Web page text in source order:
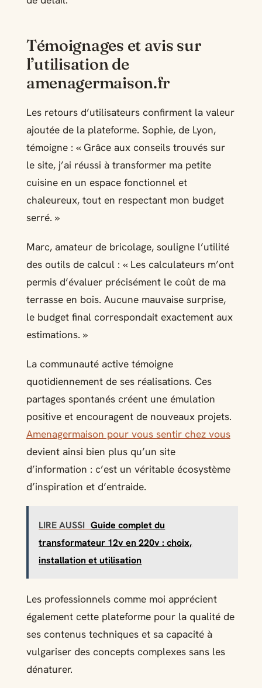
Témoignages et avis sur
l’utilisation de
amenagermaison.fr
Les retours d’utilisateurs confirment la valeur
ajoutée de la plateforme. Sophie, de Lyon,
témoigne : « Grâce aux conseils trouvés sur
le site, j’ai réussi à transformer ma petite
cuisine en un espace fonctionnel et
chaleureux, tout en respectant mon budget
serré. »
Marc, amateur de bricolage, souligne l’utilité
des outils de calcul : « Les calculateurs m’ont
permis d’évaluer précisément le coût de ma
terrasse en bois. Aucune mauvaise surprise,
le budget final correspondait exactement aux
estimations. »
La communauté active témoigne
quotidiennement de ses réalisations. Ces
partages spontanés créent une émulation
positive et encouragent de nouveaux projets.
Amenagermaison pour vous sentir chez vous
devient ainsi bien plus qu’un site
d’information : c’est un véritable écosystème
d’inspiration et d’entraide.
LIRE AUSSI Guide complet du
transformateur 12v en 220v : choix,
installation et utilisation
Les professionnels comme moi apprécient
également cette plateforme pour la qualité de
ses contenus techniques et sa capacité à
vulgariser des concepts complexes sans les
dénaturer.